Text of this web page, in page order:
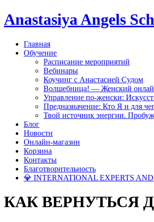
Anastasiya Angels
Главная
Обучение
Расписание мероприятий
Вебинары
Коучинг с Анастасией Судом
Волшебница! — Женский
Управление по-женски:
Предназначение: Кто Я и для
Твой источник энергии.
Блог
Новости
Онлайн-магазин
Корзина
Контакты
Благотворительность
💎 INTERNATIONAL EXPERTS
КАК ВЕРНУТЬСЯ